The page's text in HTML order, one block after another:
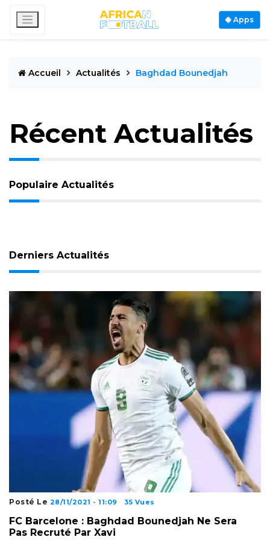
Apps
Accueil Actualités Baghdad Bounedjah
Récent Actualités
Populaire Actualités
Derniers Actualités
Posté Le 28/11/2021 - 11:09 35 Vues
FC Barcelone : Baghdad Bounedjah Ne Sera
Pas Recruté Par Xavi